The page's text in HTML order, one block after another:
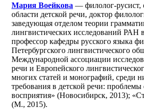
Мария Воейкова — филолог-русист,
области детской речи, доктор
заведующая отделом теории
лингвистических исследований РАН
профессор кафедры русского языка
Петербургского лингвистического
Международной ассоциации
речи и Европейского
многих статей и монографий, среди
требования в детской речи:
восприятия» (Новосибирск, 2013);
(М., 2015).